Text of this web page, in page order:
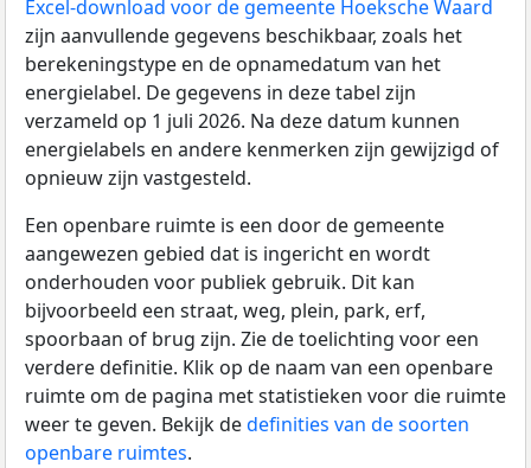
Excel-download voor de gemeente Hoeksche Waard
zijn aanvullende gegevens beschikbaar, zoals het
berekeningstype en de opnamedatum van het
energielabel. De gegevens in deze tabel zijn
verzameld op 1 juli 2026. Na deze datum kunnen
energielabels en andere kenmerken zijn gewijzigd of
opnieuw zijn vastgesteld.
Een openbare ruimte is een door de gemeente
aangewezen gebied dat is ingericht en wordt
onderhouden voor publiek gebruik. Dit kan
bijvoorbeeld een straat, weg, plein, park, erf,
spoorbaan of brug zijn. Zie de toelichting voor een
verdere definitie. Klik op de naam van een openbare
ruimte om de pagina met statistieken voor die ruimte
weer te geven. Bekijk dedefinities van de soorten
openbare ruimtes.